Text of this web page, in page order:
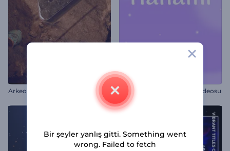
Arkeolojik Kazı İntro Çiçek Açan Hanami Giriş Videosu
Bir şeyler yanlış gitti. Something went
wrong. Failed to fetch